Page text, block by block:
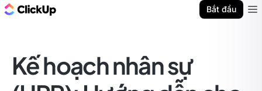
Bắt đầu
Kế hoạch nhân sự